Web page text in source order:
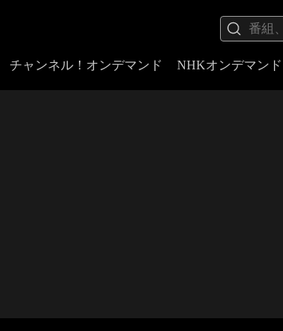
チャンネル！オンデマンド NHKオンデマンド